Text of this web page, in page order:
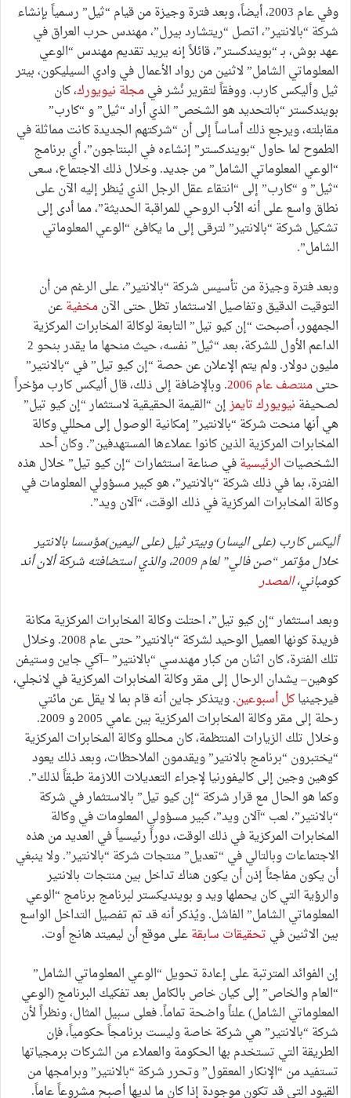
وفي عام 2003، أيضاً، وبعد فترة وجيزة من قيام “ثيل” رسمياً بإنشاء
شركة “بالانتير”، اتصل “ريتشارد بيرل”، مهندس حرب العراق في
عهد بوش، بـ “بويندكستر”، قائلاً إنه يريد تقديم مهندس “الوعي
المعلوماتي الشامل” لاثنين من رواد الأعمال في وادي السيليكون، بيتر
ثيل وأليكس كارب. ووفقاً لتقرير نُشر فيمجلة نيويورك، كان
بويندكستر “بالتحديد هو الشخص” الذي أراد “ثيل” و “كارب”
مقابلته، ويرجع ذلك أساساً إلى أن “شركتهم الجديدة كانت مماثلة في
الطموح لما حاول “بويندكستر” إنشاءه في البنتاجون”، أي برنامج
“الوعي المعلوماتي الشامل” من جديد. وخلال ذلك الاجتماع، سعى
“ثيل” و “كارب” إلى “انتقاء عقل الرجل الذي يُنظر إليه الآن على
نطاق واسع على أنه الأب الروحي للمراقبة الحديثة”، مما أدى إلى
تشكيل شركة “بالانتير” لترقى إلى ما يكافئ “الوعي المعلوماتي
الشامل”.
وبعد فترة وجيزة من تأسيس شركة “بالانتير”، على الرغم من أن
التوقيت الدقيق وتفاصيل الاستثمار تظل حتى الآنمخفيةعن
الجمهور، أصبحت “إن كيو تيل” التابعة لوكالة المخابرات المركزية
الداعم الأول للشركة، بعد “ثيل” نفسه، حيث منحها ما يقدر بنحو 2
مليون دولار. ولم يتم الإعلان عن حصة “إن كيو تيل” في “بالانتير”
حتىمنتصف عام 2006
. وبالإضافة إلى ذلك، قال أليكس كارب مؤخراً
لصحيفة نيويورك تايمزإن “القيمة الحقيقية لاستثمار “إن كيو تيل”
هي أنها منحت شركة “بالانتير” إمكانية الوصول إلى محللي وكالة
المخابرات المركزية الذين كانوا عملاءها المستهدفين”. وكان أحد
الشخصيات الرئيسيةفي صناعة استثمارات “إن كيو تيل” خلال هذه
الفترة، بما في ذلك شركة “بالانتير”، هو كبير مسؤولي المعلومات في
وكالة المخابرات المركزية في ذلك الوقت، “آلان ويد”.
أليكس كارب (على اليسار) وبيتر ثيل (على اليمين)مؤسسا بالانتير
خلال مؤتمر “صن فالي” لعام 2009، والذي استضافته شركة ألان أند
كومباني،المصدر
وبعد استثمار “إن كيو تيل”، احتلت وكالة المخابرات المركزية مكانة
فريدة كونها العميل الوحيد لشركة “بالانتير” حتى عام 2008. وخلال
تلك الفترة، كان اثنان من كبار مهندسي “بالانتير” –آكي جاين وستيفن
كوهين– يشدان الرحال إلى مقر وكالة المخابرات المركزية في لانجلي،
فيرجينياكل أسبوعين. ويتذكر جاين أنه قام بما لا يقل عن مائتي
رحلة إلى مقر وكالة المخابرات المركزية بين عامي 2005 و 2009.
وخلال تلك الزيارات المنتظمة، كان محللو وكالة المخابرات المركزية
“يختبرون “برنامج بالانتير” ويقدمون الملاحظات، وبعد ذلك يعود
كوهين وجين إلى كاليفورنيا لإجراء التعديلات اللازمة طبقاً لذلك”.
وكما هو الحال مع قرار شركة “إن كيو تيل” بالاستثمار في شركة
“بالانتير”، لعب “آلان ويد”، كبير مسؤولي المعلومات في وكالة
المخابرات المركزية في ذلك الوقت، دوراً رئيسياً في العديد من هذه
الاجتماعات وبالتالي في “تعديل” منتجات شركة “بالانتير”. ولا ينبغي
أن يكون مفاجئاً إذن أن يكون هناك تداخل بين منتجات بالانتير
والرؤية التي كان يحملها ويد و بوينديكستر لبرنامج برنامج “الوعي
المعلوماتي الشامل” الفاشل. ويُذكر أنه قد تم تفصيل التداخل الواسع
بين الاثنين في تحقيقات سابقةعلى موقع أن ليميتد هانج أوت.
إن الفوائد المترتبة على إعادة تحويل “الوعي المعلوماتي الشامل”
“العام والخاص” إلى كيان خاص بالكامل بعد تفكيك البرنامج (الوعي
المعلوماتي الشامل) علناً واضحة تماماً. فعلى سبيل المثال، ونظراً لأن
شركة “بالانتير” هي شركة خاصة وليست برنامجاً حكومياً، فإن
الطريقة التي تستخدم بها الحكومة والعملاء من الشركات برمجياتها
تستفيد من “الإنكار المعقول” وتحرر شركة “بالانتير” وبرامجها من
القيود التي قد تكون موجودة إذا كان ما لديها أصبح مشروعاً عاماً.